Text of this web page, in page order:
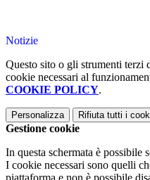
Notizie
Questo sito o gli strumenti terzi
cookie necessari al
COOKIE POLICY.
Personalizza Rifiuta tutti i
Gestione cookie
In questa schermata è possibile
I cookie necessari sono quelli